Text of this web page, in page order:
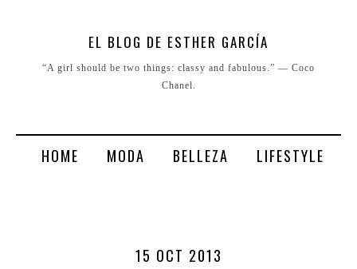
EL BLOG DE ESTHER GARCÍA
“A girl should be two things: classy and fabulous.” ― Coco
Chanel.
HOME MODA BELLEZA LIFESTYLE
15 OCT 2013